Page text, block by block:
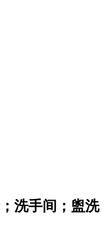
洗手间；盥洗